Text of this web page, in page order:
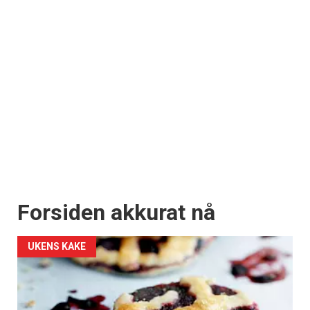
Forsiden akkurat nå
UKENS KAKE